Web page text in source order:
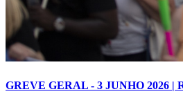
GREVE GERAL - 3 JUNHO 2026 |